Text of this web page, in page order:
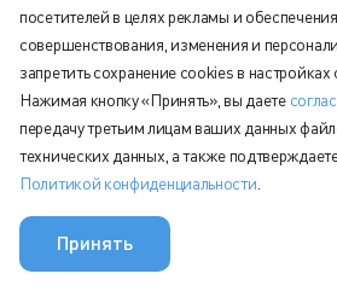
Содержание статьи:
Что происходит с безопасностью в
России
Изменения в законодательстве и
Какие бывают методы защиты
Как защитить бизнес от утечек в
Мало кто задумывается,
посетителей в целях рекламы и
совершенствования, изменения и
запретить сохранение cookies в настройках
Нажимая кнопку «Принять», вы даете
передачу третьим лицам ваших данных
технических данных, а также
Политикой конфиденциальности
Принять